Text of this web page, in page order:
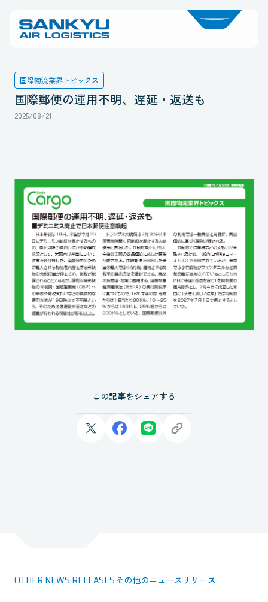
国際物流業界トピックス
国際郵便の運用不明、遅延・返送も
2025/08/21
この記事をシェアする
OTHER NEWS RELEASES その他のニュースリリース